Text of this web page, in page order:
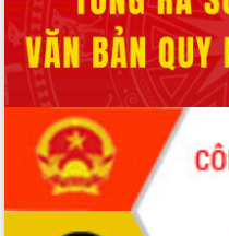
HĐND tỉnh thông qua điều chỉnh Quy
hoạch tỉnh thời kỳ 2021-2030
Hội thảo góp ý hồ sơ điều chỉnh quy
hoạch tỉnh Đắk Lắk thời kỳ 2021-2030,
tầm nhìn đến năm 2050
Nâng cao hiệu quả hoạt động của các
doanh nghiệp nhà nước
Hội nghị triển khai kết nối mạng
truyền số liệu chuyên dùng phục vụ cơ
quan Đảng, Nhà nước